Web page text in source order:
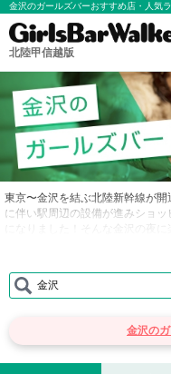
金沢のガールズバーおすすめ店・人気
北陸甲信越版
東京〜金沢を結ぶ北陸新幹線が
に伴い駅周辺の設備が進みショ
■…金沢の繁華街は大きく分けて
もう一つは武蔵ヶ辻・近江町市
屋が多く、はしご酒を楽しむこ
ズバーなどが多く、呑んだ後に
辺にビジネスホテルが多くあり
金沢
金沢の